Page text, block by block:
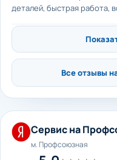
деталей, быстрая работа,
Все отзывы
Сервис на
м. Профсоюзная